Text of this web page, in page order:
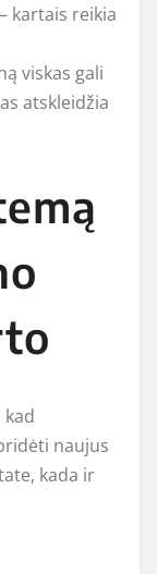
kartais reikia
viskas gali
atskleidžia
naujus
kada ir